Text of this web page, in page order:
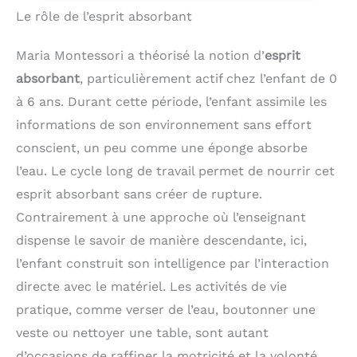
Montessori et cadeau
portée de votre enfant. Il
peut choisir, prendre puis
ses livres, gagnant en
autonomie et en sens de
excellente idée de
couleur blanc nuage avec
9 boîtes en tissu non-
s’harmonise parfaitement
avec votre style de
garder votre maison bien
Matériaux durables et entretien facile : Surface
nettoient simplement avec un chiffon humide, pour
un meuble de rangement pour enfant propre au
quotidien Design polyvalent : Ce présentoir de livres
blanc au style épuré s’intègre dans une chambre
maternelle. Idéal pour ranger albums illustrés,
bandes dessinées, magazines... Montage sans stress
: Grâce aux panneaux numérotés, à la notice
illustrée et aux outils fournis, l’assemblage est
rapide et sans prise de tête, pour créer facilement
un espace lecture
Le rôle de l’esprit absorbant
Maria Montessori a théorisé la notion d’esprit
absorbant, particulièrement actif chez l’enfant de 0
à 6 ans. Durant cette période, l’enfant assimile les
informations de son environnement sans effort
conscient, un peu comme une éponge absorbe
l’eau. Le cycle long de travail permet de nourrir cet
esprit absorbant sans créer de rupture.
Contrairement à une approche où l’enseignant
dispense le savoir de manière descendante, ici,
l’enfant construit son intelligence par l’interaction
directe avec le matériel. Les activités de vie
pratique, comme verser de l’eau, boutonner une
veste ou nettoyer une table, sont autant